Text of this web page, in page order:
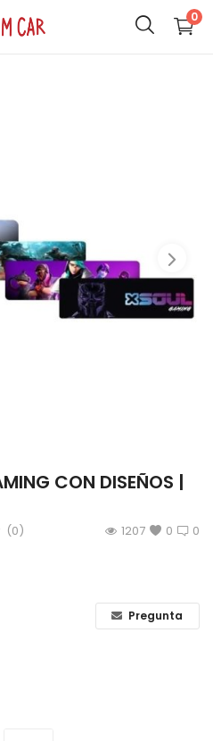
0
CON DISEÑOS |
0
(0) 0
1207
Pregunta